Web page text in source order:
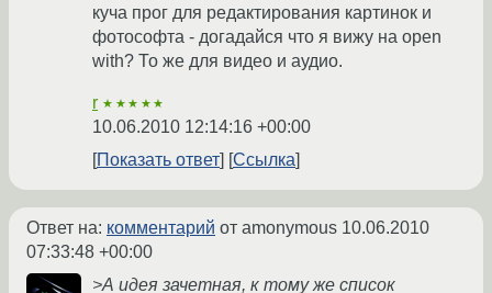
куча прог для редактирования картинок и
фотософта - догадайся что я вижу на open
with? То же для видео и аудио.
r ★★★★★
10.06.2010 12:14:16 +00:00
Показать ответ
Ссылка
Ответ на: комментарий от amonymous 10.06.2010
07:33:48 +00:00
>А идея зачетная, к тому же список